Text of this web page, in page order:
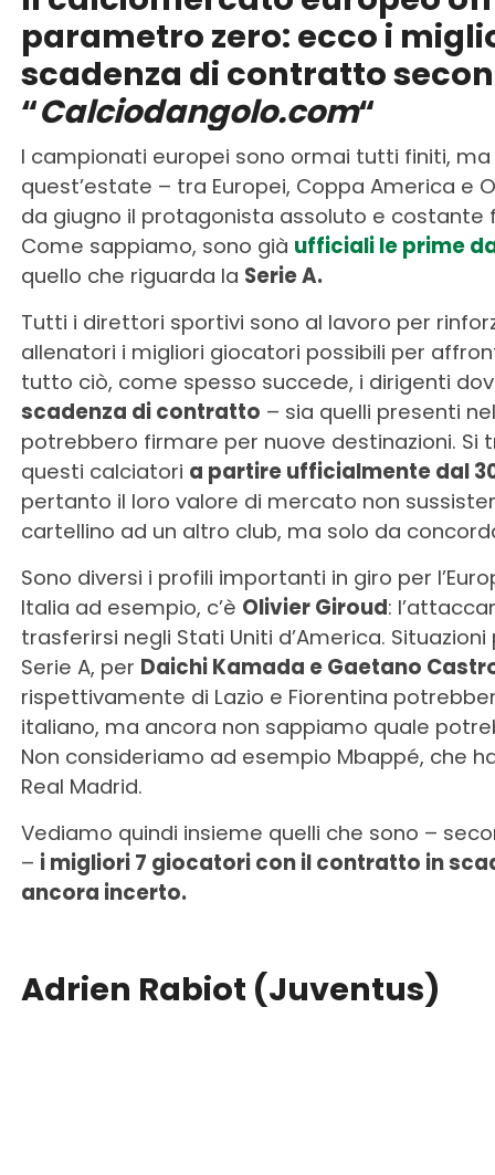
parametro zero: ecco i
scadenza di contratto
“Calciodangolo.com“
I campionati europei sono ormai tutti finiti,
quest’estate – tra Europei, Coppa America e
da giugno il protagonista assoluto e
Come sappiamo, sono già ufficiali le prime
quello che riguarda la Serie A.
Tutti i direttori sportivi sono al lavoro per
allenatori i migliori giocatori possibili per
tutto ciò, come spesso succede, i dirigenti
scadenza di contratto – sia quelli presenti
potrebbero firmare per nuove destinazioni.
questi calciatori a partire ufficialmente dal
pertanto il loro valore di mercato non
cartellino ad un altro club, ma solo da
Sono diversi i profili importanti in giro per
Italia ad esempio, c’è Olivier Giroud:
trasferirsi negli Stati Uniti d’America.
Serie A, per Daichi Kamada e Gaetano
rispettivamente di Lazio e Fiorentina
italiano, ma ancora non sappiamo quale
Non consideriamo ad esempio Mbappé, che
Real Madrid.
Vediamo quindi insieme quelli che sono –
– i migliori 7 giocatori con il contratto in
ancora incerto.
Adrien Rabiot (Juventus)